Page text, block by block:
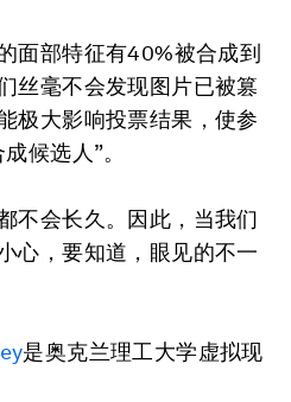
面部特征有40%被合成到
丝毫不会发现图片已被篡
极大影响投票结果，使参
候选人”。
不会长久。因此，当我们
心，要知道，眼见的不一
是奥克兰理工大学虚拟现